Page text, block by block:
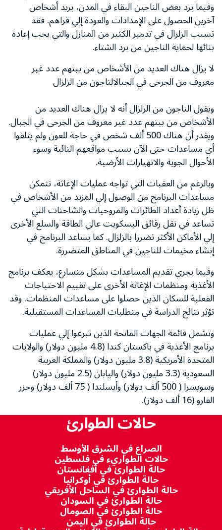
وفيما يرد بعض الناجين البقاء في المدن، يريد أشخاص
آخرين الحصول على الإمدادات والعودة إلي قراهم. فقد
تسبب الزلزال في تدمير الكثير من المنازل والتي يجب إعادة
بنائها لحماية الناجين من برد الشتاء.
لا يزال هناك العديد من الأشخاص من بينهم عدد غير
معروف من الجرحى في الجبالالناجون من الزلزال
ويقول الناجون من الزلزال أنه لا يزال هناك العديد من
الأشخاص من بينهم عدد غير معروف من الجرحى في الجبال.
ويقدر أن هناك 500 ألف شخص في حاجة للعون ولم يتلقوا
أي مساعدات حتى الآن بسبب مواقعهم النائية وسوء
الأحوال الجوية والانهيارات الأرضية.
وبالرغم من العقبات التي تواجه عمليات الإغاثة، تتمكن
مساعدات البرنامج من الوصول إلي المزيد من الأشخاص في
ظل زيادة أعداد الطائرات والمروحيات والشاحنات التي
تساعد في نقل رقائق البسكويت عالي الطاقة والسلع الأخرى
إلي الأماكن الأكثر تضررا بالزلزال. كما يساعد البرنامج في
إنشاء مخيمات للناجين في المناطق المتضررة.
وفيما يجري تقديم المساعدات بشكل متسارع، يعكف برنامج
الأغذية ومنظمات الإغاثة الأخرى على تقييم الاحتياجات
الفعلية للسكان الذين حصلوا على مساعدات المنظمات. وقد
تؤثر نتائج الدراسة في متطلبات المساعدات المستقبلية.
وتشمل قائمة الجهات المانحة الذين تبرعوا إلي عمليات
برنامج الأغذية في باكستان كندا (4.8 مليون دولار) والولايات
المتحدة الأمريكية (3.8 مليون دولار) والمملكة العربية
السعودية (3.3 مليون دولار) واليابان (2.5 مليون دولار)
وسويسرا ( 500 ألف دولار) وأيسلندا ( 75 ألف دولار) وجزر
الفارو (16 ألف دولار).
حالات الطوارئ
الصراع في الشرق الأوسط
حالات الطواريء في فلسطين
حالة الطوارئ في أفغانستان
حالة الطوارئ في أوكرانيا
حالة الطوارئ في الساحل الأفريقي
حالة الطوارئ في السودان
حالة الطوارئ في الصومال
حالة الطوارئ في اليمن